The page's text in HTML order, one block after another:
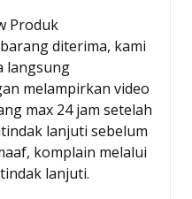
Produk
diterima, kami
langsung
melampirkan video
max 24 jam setelah
lanjuti sebelum
komplain melalui
lanjuti.